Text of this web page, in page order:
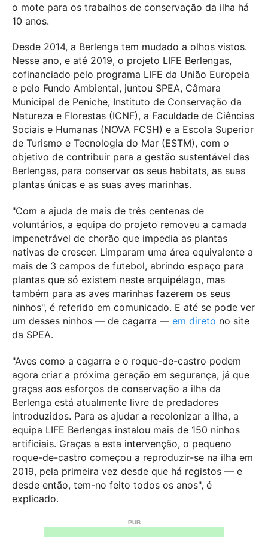
o mote para os trabalhos de conservação da ilha há
10 anos.
Desde 2014, a Berlenga tem mudado a olhos vistos.
Nesse ano, e até 2019, o projeto LIFE Berlengas,
cofinanciado pelo programa LIFE da União Europeia
e pelo Fundo Ambiental, juntou SPEA, Câmara
Municipal de Peniche, Instituto de Conservação da
Natureza e Florestas (ICNF), a Faculdade de Ciências
Sociais e Humanas (NOVA FCSH) e a Escola Superior
de Turismo e Tecnologia do Mar (ESTM), com o
objetivo de contribuir para a gestão sustentável das
Berlengas, para conservar os seus habitats, as suas
plantas únicas e as suas aves marinhas.
"Com a ajuda de mais de três centenas de
voluntários, a equipa do projeto removeu a camada
impenetrável de chorão que impedia as plantas
nativas de crescer. Limparam uma área equivalente a
mais de 3 campos de futebol, abrindo espaço para
plantas que só existem neste arquipélago, mas
também para as aves marinhas fazerem os seus
ninhos", é referido em comunicado. E até se pode ver
um desses ninhos — de cagarra — em direto no site
da SPEA.
"Aves como a cagarra e o roque-de-castro podem
agora criar a próxima geração em segurança, já que
graças aos esforços de conservação a ilha da
Berlenga está atualmente livre de predadores
introduzidos. Para as ajudar a recolonizar a ilha, a
equipa LIFE Berlengas instalou mais de 150 ninhos
artificiais. Graças a esta intervenção, o pequeno
roque-de-castro começou a reproduzir-se na ilha em
2019, pela primeira vez desde que há registos — e
desde então, tem-no feito todos os anos", é
explicado.